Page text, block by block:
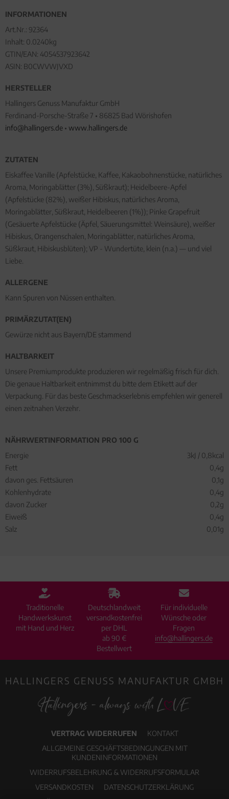
INFORMATIONEN
Art.Nr.: 92364
Inhalt: 0.0240kg
GTIN/EAN: 4054537923642
ASIN: B0CWVWJVXD
HERSTELLER
Hallingers Genuss Manufaktur GmbH
Ferdinand-Porsche-Straße 7 • 86825 Bad Wörishofen
info@hallingers.de • www.hallingers.de
ZUTATEN
Eiskaffee Vanille (Apfelstücke, Kaffee, Kakaobohnenstücke, natürliches
Aroma, Moringablätter (3%), Süßkraut); Heidelbeere-Apfel
(Apfelstücke (82%), weißer Hibiskus, natürliches Aroma,
Moringablätter, Süßkraut, Heidelbeeren (1%)); Pinke Grapefruit
(Gesäuerte Apfelstücke (Äpfel, Säuerungsmittel: Weinsäure), weißer
Hibiskus, Orangenschalen, Moringablätter, natürliches Aroma,
Süßkraut, Hibiskusblüten); VP - Wundertüte, klein (n.a.) — und viel
Liebe.
ALLERGENE
Kann Spuren von Nüssen enthalten.
PRIMÄRZUTAT(EN)
Gewürze nicht aus Bayern/DE stammend
HALTBARKEIT
Unsere Premiumprodukte produzieren wir regelmäßig frisch für dich.
Die genaue Haltbarkeit entnimmst du bitte dem Etikett auf der
Verpackung. Für das beste Geschmackserlebnis empfehlen wir generell
einen zeitnahen Verzehr.
NÄHRWERTINFORMATION PRO 100 G
Energie
3kJ / 0,8kcal
Fett
0,4g
davon ges. Fettsäuren
0,1g
Kohlenhydrate
0,4g
davon Zucker
0,2g
Eiweiß
0,4g
Salz
0,01g
Traditionelle
Handwerkskunst
mit Hand und Herz
Deutschlandweit
versandkostenfrei
per DHL
ab 90 €
Bestellwert
Für individuelle
Wünsche oder
Fragen
info@hallingers.de
HALLINGERS GENUSS MANUFAKTUR GMBH
VERTRAG WIDERRUFEN
KONTAKT
ALLGEMEINE GESCHÄFTSBEDINGUNGEN MIT
KUNDENINFORMATIONEN
WIDERRUFSBELEHRUNG & WIDERRUFSFORMULAR
VERSANDKOSTEN
DATENSCHUTZERKLÄRUNG